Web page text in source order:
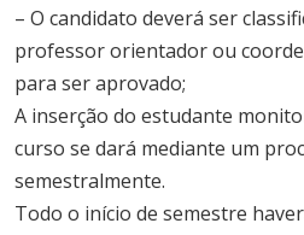
– O candidato deverá ser
professor orientador ou
para ser aprovado;
A inserção do estudante
curso se dará mediante um
semestralmente.
Todo o início de semestre